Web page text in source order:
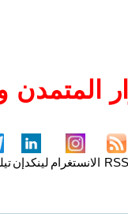
المتمدن
RSS الانستغرام لينكدإن